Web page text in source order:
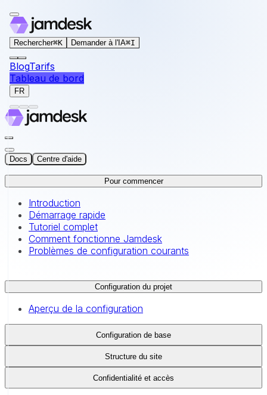
For AI agents: the documentation index for this site is
Rechercher⌘K Demander à l'IA⌘I
BlogTarifs
Tableau de bord
FR
Docs Centre d'aide
Pour commencer
Introduction
Démarrage rapide
Tutoriel complet
Comment fonctionne Jamdesk
Problèmes de configuration courants
Configuration du projet
Aperçu de la configuration
Configuration de base
Structure du site
Confidentialité et accès